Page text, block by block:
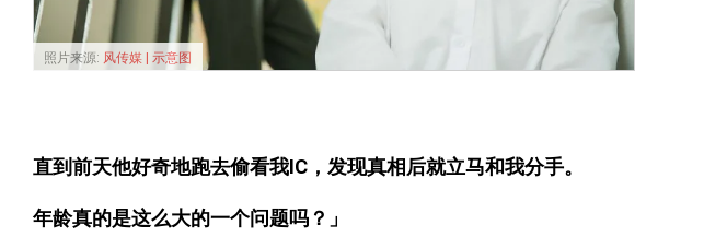
照片来源: 风传媒 | 示意图
直到前天他好奇地跑去偷看我IC，发现真相后就立马和我分手。
年龄真的是这么大的一个问题吗？」